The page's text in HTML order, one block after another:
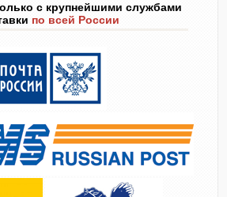
с крупнейшими службами
по всей России